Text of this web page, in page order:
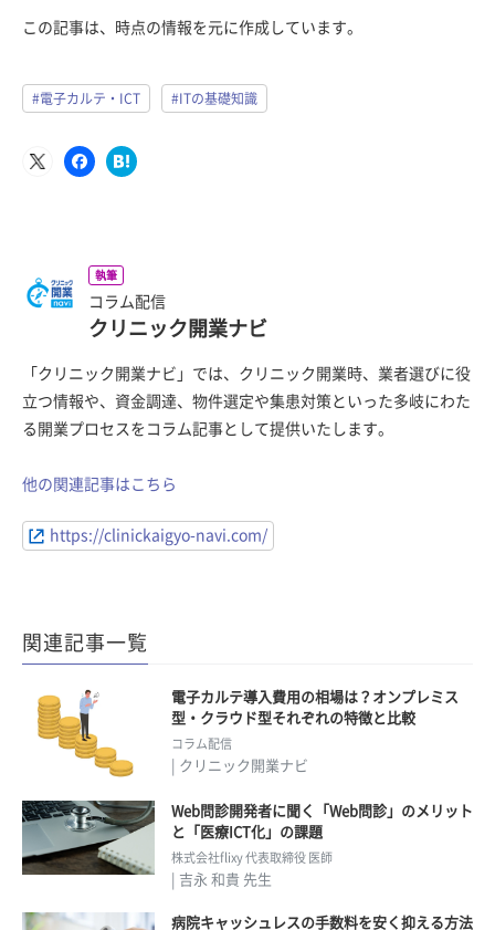
この記事は、時点の情報を元に作成しています。
#電子カルテ・ICT #ITの基礎知識
執筆
コラム配信
クリニック開業ナビ
「クリニック開業ナビ」では、クリニック開業時、業者選びに役
立つ情報や、資金調達、物件選定や集患対策といった多岐にわた
る開業プロセスをコラム記事として提供いたします。
他の関連記事はこちら
https://clinickaigyo-navi.com/
関連記事一覧
電子カルテ導入費用の相場は？オンプレミス
型・クラウド型それぞれの特徴と比較
コラム配信
| クリニック開業ナビ
Web問診開発者に聞く「Web問診」のメリット
と「医療ICT化」の課題
株式会社flixy 代表取締役 医師
| 吉永 和貴 先生
病院キャッシュレスの手数料を安く抑える方法